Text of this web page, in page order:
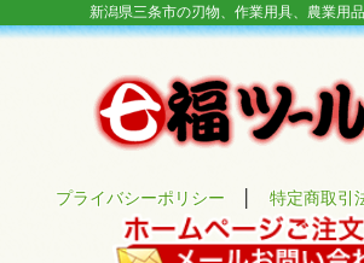
新潟県三条市の刃物、作業用具、農業用
プライバシーポリシー │特定商取引